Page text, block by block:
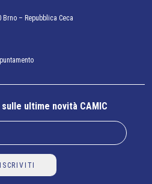
– Repubblica Ceca
ultime novità CAMIC
ISCRIVITI